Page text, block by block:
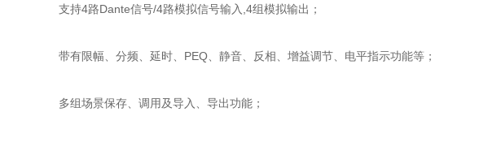
支持4路Dante信号/4路模拟信号输入,4组模拟输出；
带有限幅、分频、延时、PEQ、静音、反相、增益调节、电平指示功能等；
多组场景保存、调用及导入、导出功能；